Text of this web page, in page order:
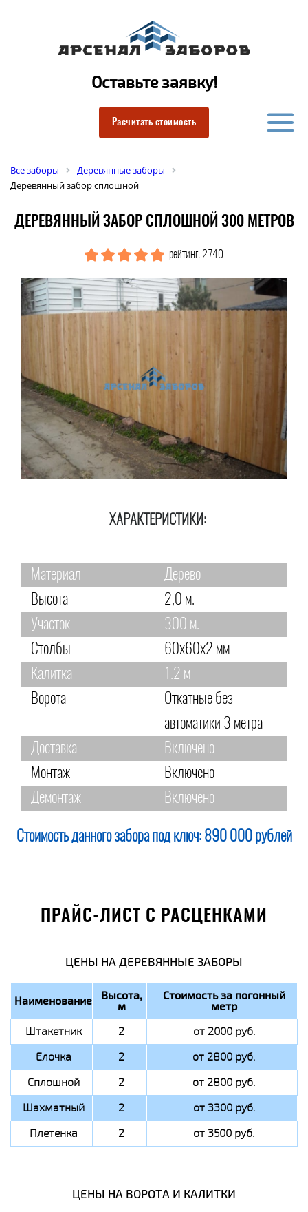
Оставьте заявку!
Расчитать стоимость
Все заборы
Деревянные заборы
Деревянный забор сплошной
ДЕРЕВЯННЫЙ ЗАБОР СПЛОШНОЙ 300 МЕТРОВ
рейтинг: 2740
ХАРАКТЕРИСТИКИ:
Материал
Дерево
Высота
2,0 м.
Участок
300 м.
Столбы
60х60х2 мм
Калитка
1.2 м
Ворота
Откатные без
автоматики 3 метра
Доставка
Включено
Монтаж
Включено
Демонтаж
Включено
Стоимость данного забора под ключ: 890 000 рублей
ПРАЙС-ЛИСТ С РАСЦЕНКАМИ
ЦЕНЫ НА ДЕРЕВЯННЫЕ ЗАБОРЫ
Наименование Высота,
м
Стоимость за погонный
метр
Штакетник 2
от 2000 руб.
Елочка
2
от 2800 руб.
Сплошной
2
от 2800 руб.
Шахматный
2
от 3300 руб.
Плетенка
2 от 3500 руб.
ЦЕНЫ НА ВОРОТА И КАЛИТКИ